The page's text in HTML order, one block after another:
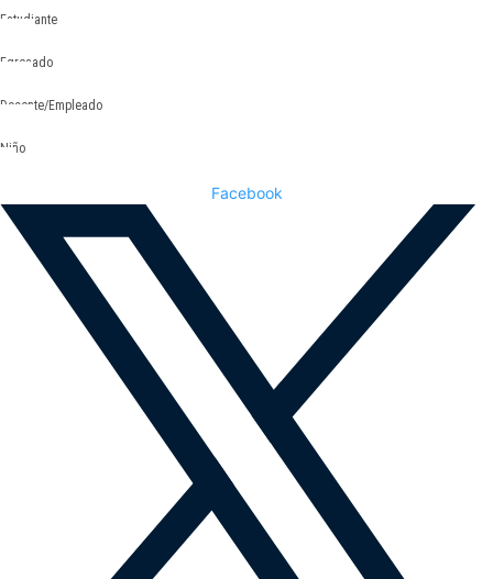
Estudiante
Egresado
Docente/Empleado
Niño
Facebook